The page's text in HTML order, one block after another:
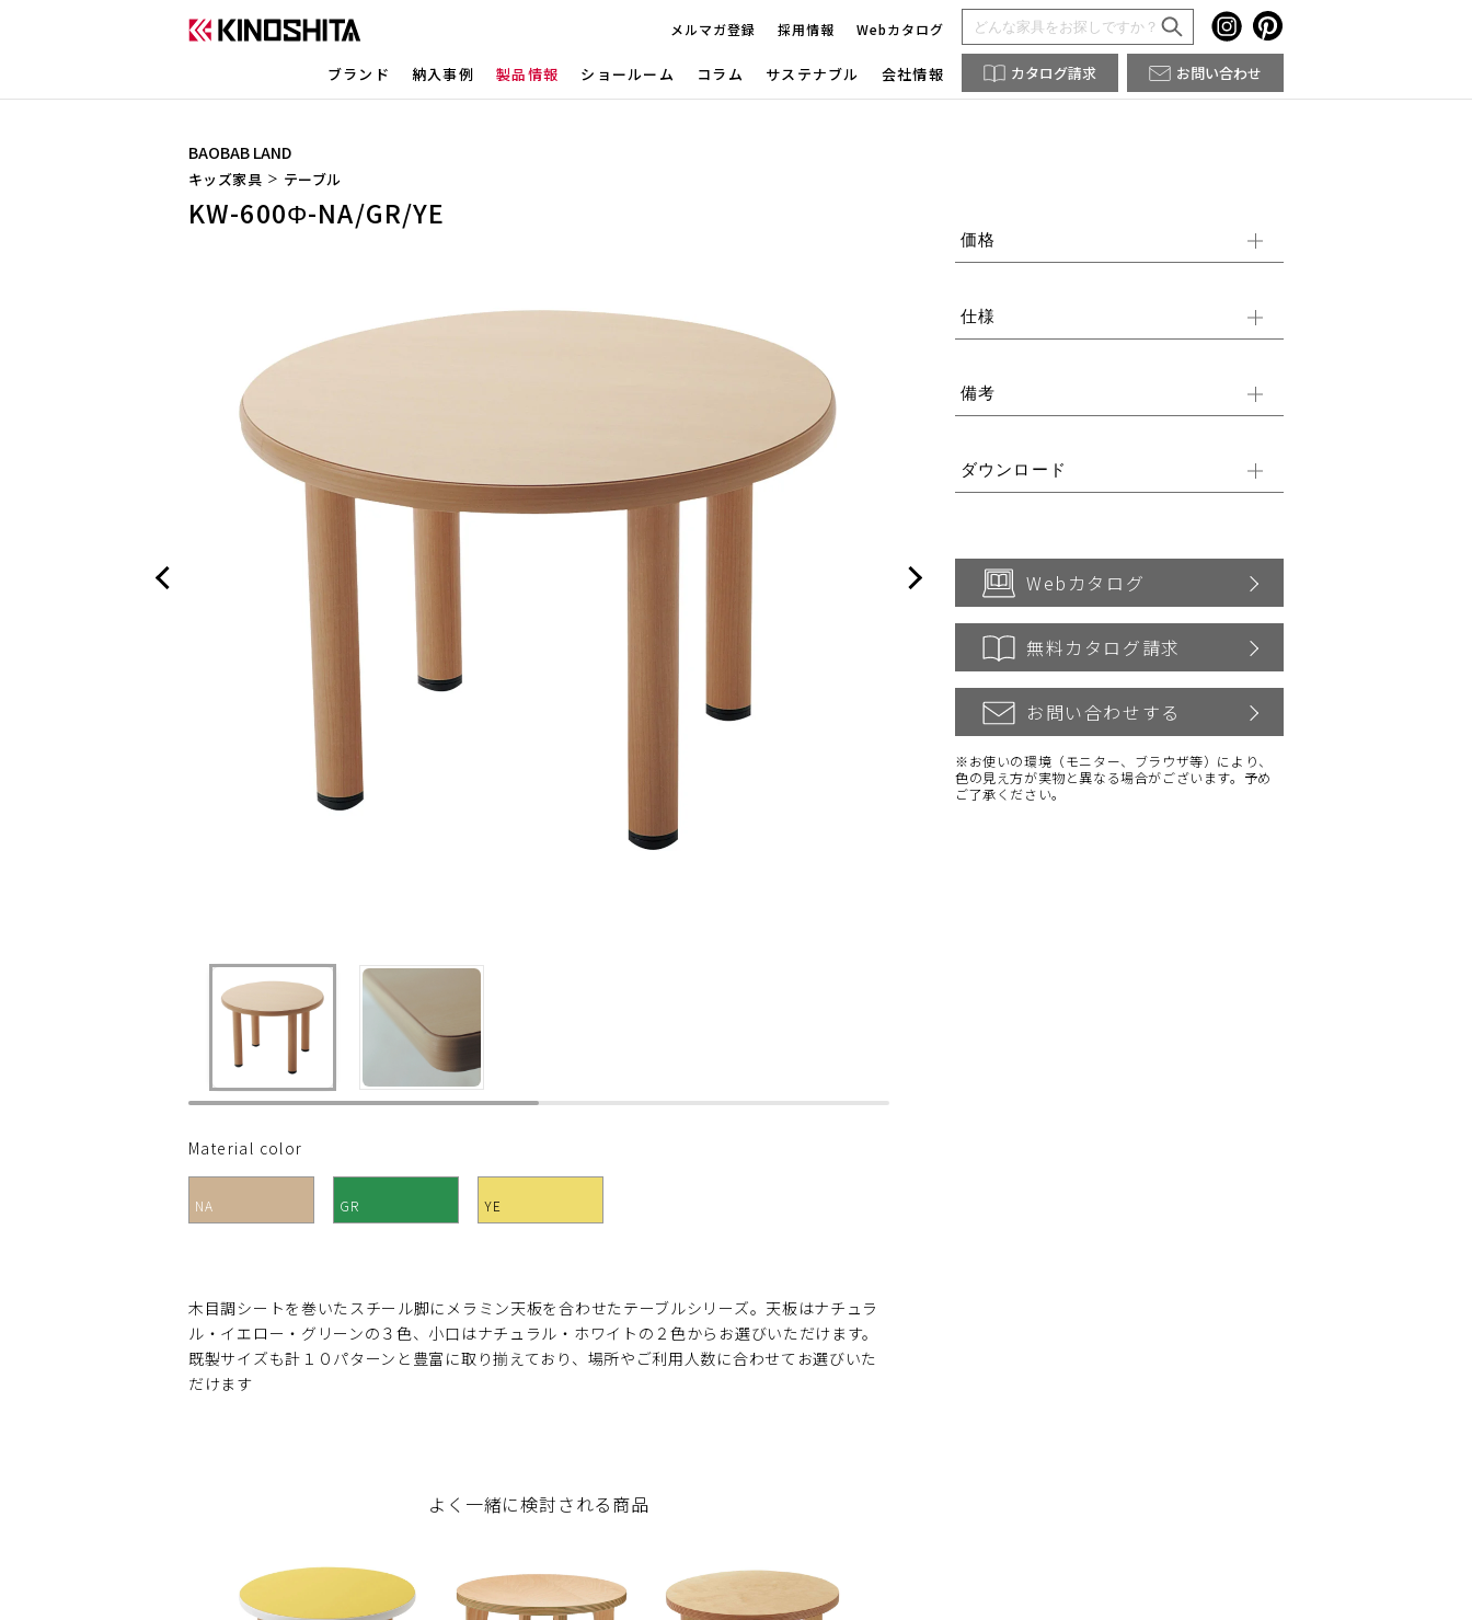
メルマガ登録 採用情報 Webカタログ
ブランド 納入事例 製品情報 ショールーム コラム サステナブル 会社情報 カタログ請求 お問い合わせ
BAOBAB LAND
キッズ家具 テーブル
KW-600Φ-NA/GR/YE
Material color
NA GR YE
木目調シートを巻いたスチール脚にメラミン天板を合わせたテーブルシリーズ。天板はナチュラ
ル・イエロー・グリーンの３色、小口はナチュラル・ホワイトの２色からお選びいただけます。
既製サイズも計１０パターンと豊富に取り揃えており、場所やご利用人数に合わせてお選びいた
だけます
よく一緒に検討される商品
価格
仕様
備考
ダウンロード
Webカタログ
無料カタログ請求
お問い合わせする
※お使いの環境（モニター、ブラウザ等）により、
色の見え方が実物と異なる場合がございます。予め
ご了承ください。